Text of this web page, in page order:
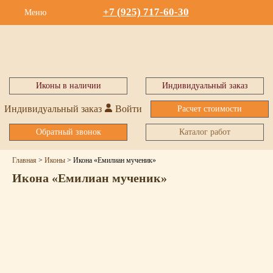
Меню +7 (925) 717-60-30
Иконы в наличии Индивидуальный заказ
Индивидуальный заказ Войти Расчет стоимости
Обратный звонок Каталог работ
Главная > Иконы > Икона «Емилиан мученик»
Икона «Емилиан мученик»